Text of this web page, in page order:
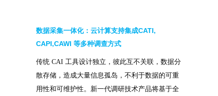
数据采集一体化：云计算支持集成CATI,
CAPI,CAWI 等多种调查方式
传统 CAI 工具设计独立，彼此互不关联，数据分
散存储，造成大量信息孤岛，不利于数据的可重
用性和可维护性。新一代调研技术产品将基于全